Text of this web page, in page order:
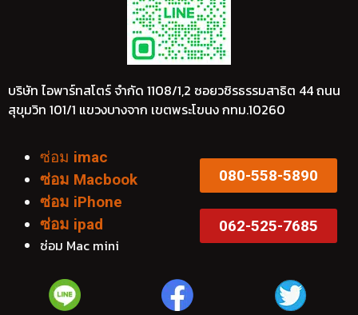
บริษัท ไอพาร์ทสโตร์ จำกัด 1108/1,2 ซอยวชิรธรรมสาธิต 44 ถนน
สุขุมวิท 101/1 แขวงบางจาก เขตพระโขนง กทม.10260
ซ่อม imac
ซ่อม Macbook
ซ่อม iPhone
ซ่อม ipad
ซ่อม Mac mini
080-558-5890
062-525-7685